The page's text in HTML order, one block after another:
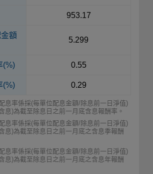
953.17
額
5.299
(%) 0.55
(%) 0.29
息率係採(每單位配息金額/除息前一日淨值)
息)為截至除息日之前一月底含息報酬率。
息率係採(每單位配息金額/除息前一日淨值)
息)為截至除息日之前一月底之含息季報酬
息率係採(每單位配息金額/除息前一日淨值)
息)為截至除息日之前一月底之含息年報酬